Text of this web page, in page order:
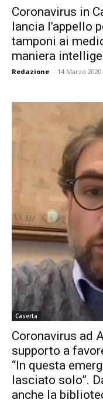
Coronavirus in
lancia l’appello
tamponi ai
maniera
Redazione - 14 Marzo 2020
Caserta
Coronavirus ad
supporto a
“In questa
lasciato solo”.
anche la